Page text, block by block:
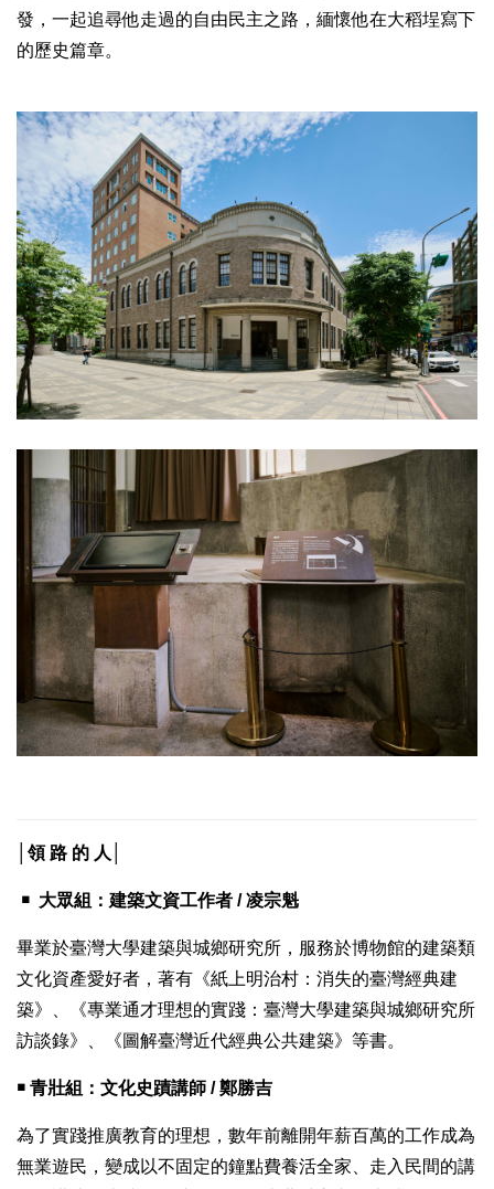
發，一起追尋他走過的自由民主之路，緬懷他在大稻埕寫下
的歷史篇章。
│領 路 的 人│
￭ 大眾組： 建築文資工作者 / 凌宗魁
畢業於臺灣大學建築與城鄉研究所，服務於博物館的建築類
文化資產愛好者，著有《紙上明治村：消失的臺灣經典建
築》、《專業通才理想的實踐：臺灣大學建築與城鄉研究所
訪談錄》、《圖解臺灣近代經典公共建築》等書。
￭ 青壯組： 文化史蹟講師 / 鄭勝吉
為了實踐推廣教育的理想，數年前離開年薪百萬的工作成為
無業遊民，變成以不固定的鐘點費養活全家、走入民間的講